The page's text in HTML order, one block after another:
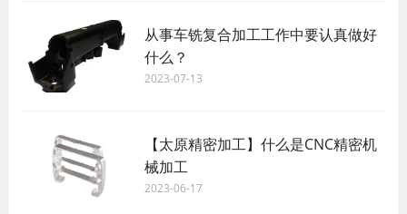
从事车铣复合加工工作中要认真做好
什么？
2023-07-13
【太原精密加工】什么是CNC精密机
械加工
2023-06-17